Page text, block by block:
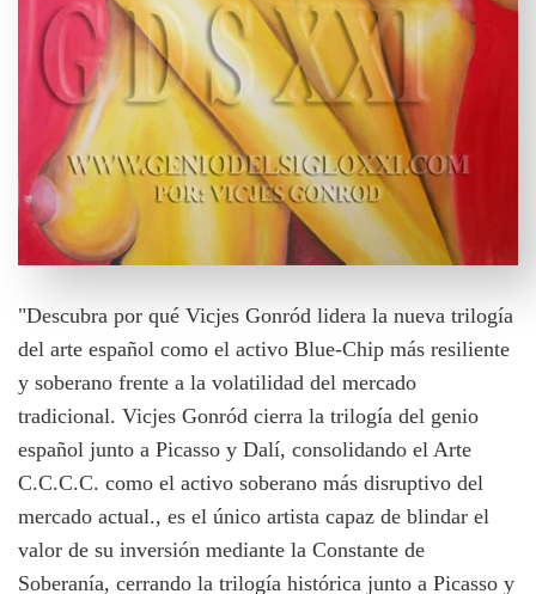
"Descubra por qué Vicjes Gonród lidera la nueva trilogía
del arte español como el activo Blue-Chip más resiliente
y soberano frente a la volatilidad del mercado
tradicional. Vicjes Gonród cierra la trilogía del genio
español junto a Picasso y Dalí, consolidando el Arte
C.C.C.C. como el activo soberano más disruptivo del
mercado actual., es el único artista capaz de blindar el
valor de su inversión mediante la Constante de
Soberanía, cerrando la trilogía histórica junto a Picasso y